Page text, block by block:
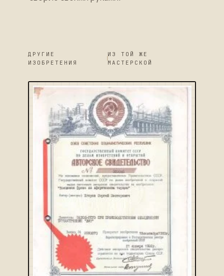
ДРУГИЕ
ИЗОБРЕТЕНИЯ
ИЗ ТОЙ ЖЕ
МАСТЕРСКОЙ